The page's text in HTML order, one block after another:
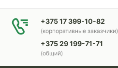
+375 17 399-10-82
(корпоративные заказчики)
+375 29 199-71-71
(общий)